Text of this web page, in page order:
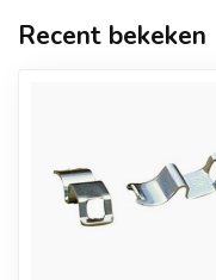
Recent bekeken